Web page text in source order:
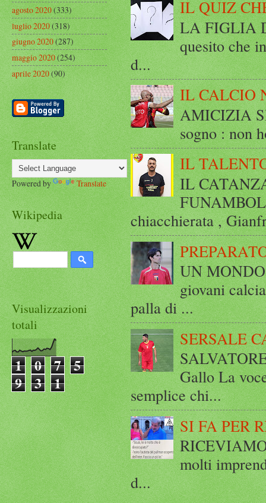
IL QUIZ
LA FIGLIA
quesito che
d...
IL CALCIO
AMICIZIA
sogno : non
IL
IL
chiacchierata ,
UN
giovani
palla di ...
SERSALE
Gallo La
semplice chi...
SI FA PER
molti
d...
agosto 2020(333)
luglio 2020(318)
giugno 2020(287)
maggio 2020(254)
aprile 2020(90)
Translate
Powered by Translate
Wikipedia
Visualizzazioni
totali
1 0 7 5
9 3 1